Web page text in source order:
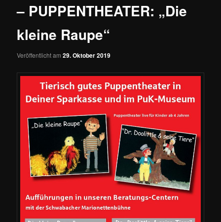
– PUPPENTHEATER: „Die
kleine Raupe“
Veröffentlicht am29. Oktober 2019